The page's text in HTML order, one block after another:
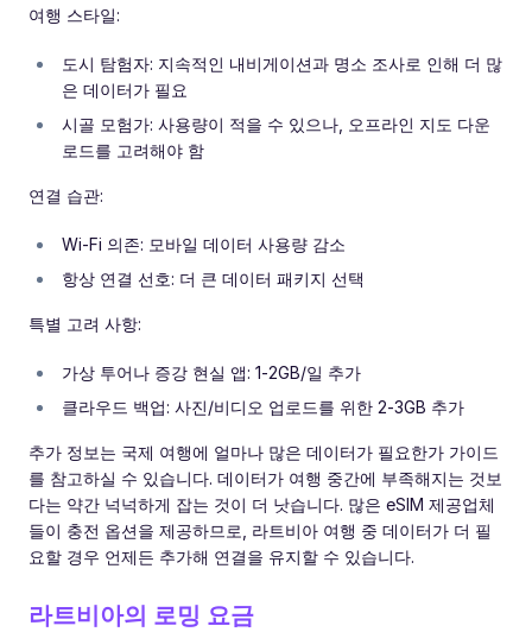
여행 스타일:
도시 탐험자: 지속적인 내비게이션과 명소 조사로 인해 더 많
은 데이터가 필요
시골 모험가: 사용량이 적을 수 있으나, 오프라인 지도 다운
로드를 고려해야 함
연결 습관:
Wi-Fi 의존: 모바일 데이터 사용량 감소
항상 연결 선호: 더 큰 데이터 패키지 선택
특별 고려 사항:
가상 투어나 증강 현실 앱: 1-2GB/일 추가
클라우드 백업: 사진/비디오 업로드를 위한 2-3GB 추가
추가 정보는 국제 여행에 얼마나 많은 데이터가 필요한가 가이드
를 참고하실 수 있습니다. 데이터가 여행 중간에 부족해지는 것보
다는 약간 넉넉하게 잡는 것이 더 낫습니다. 많은 eSIM 제공업체
들이 충전 옵션을 제공하므로, 라트비아 여행 중 데이터가 더 필
요할 경우 언제든 추가해 연결을 유지할 수 있습니다.
라트비아의 로밍 요금